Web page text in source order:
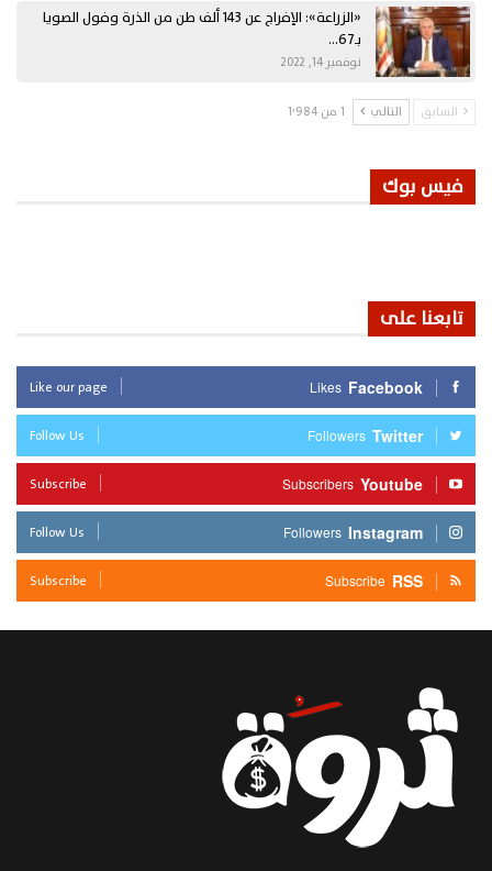
«الزراعة»: الإفراج عن 143 ألف طن من الذرة وفول الصويا
بـ67…
نوفمبر 14, 2022
السابق التالي 1 من 1٬984
فيس بوك
تابعنا على
Facebook
Likes
Like our page
Twitter
Followers
Follow Us
Youtube
Subscribers
Subscribe
Instagram
Followers
Follow Us
RSS
Subscribe
Subscribe